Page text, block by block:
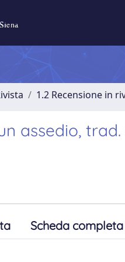
1.2 Recensione in
assedio,
Scheda completa